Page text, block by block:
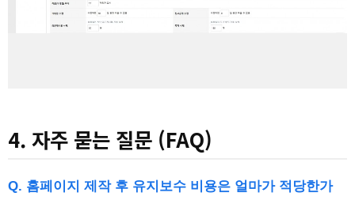
4. 자주 묻는 질문 (FAQ)
Q. 홈페이지 제작 후 유지보수 비용은 얼마가 적당한가